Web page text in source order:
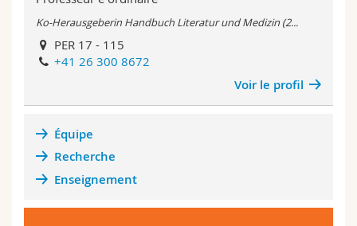
Ko-Herausgeberin Handbuch Literatur und Medizin (2...
PER 17 - 115
+41 26 300 8672
Voir le profil
Équipe
Recherche
Enseignement